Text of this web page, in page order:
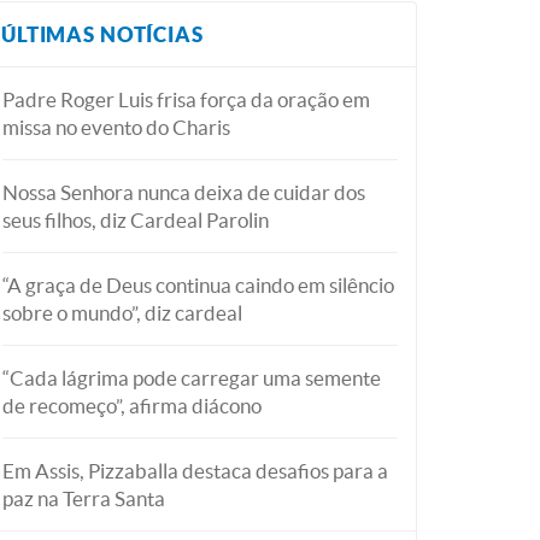
ÚLTIMAS NOTÍCIAS
Padre Roger Luis frisa força da oração em
missa no evento do Charis
Nossa Senhora nunca deixa de cuidar dos
seus filhos, diz Cardeal Parolin
“A graça de Deus continua caindo em silêncio
sobre o mundo”, diz cardeal
“Cada lágrima pode carregar uma semente
de recomeço”, afirma diácono
Em Assis, Pizzaballa destaca desafios para a
paz na Terra Santa